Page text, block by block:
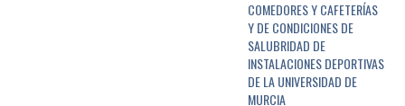
COMEDORES Y CAFETERÍAS
Y DE CONDICIONES DE
SALUBRIDAD DE
INSTALACIONES DEPORTIVAS
DE LA UNIVERSIDAD DE
MURCIA